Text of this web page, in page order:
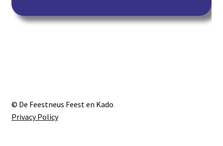
© De Feestneus Feest en Kado
Privacy Policy